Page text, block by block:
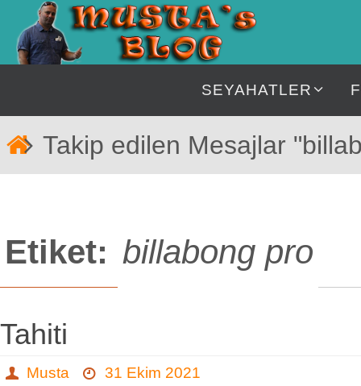
İçeriğe
geç
SEYAHATLER
Takip edilen Mesajlar
Etiket: billabong pro
Tahiti
Musta
31 Ekim 2021